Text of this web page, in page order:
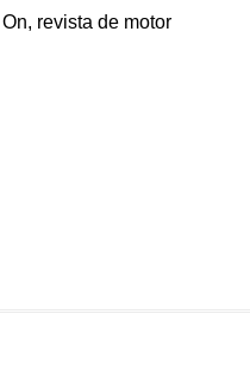
On, revista de motor